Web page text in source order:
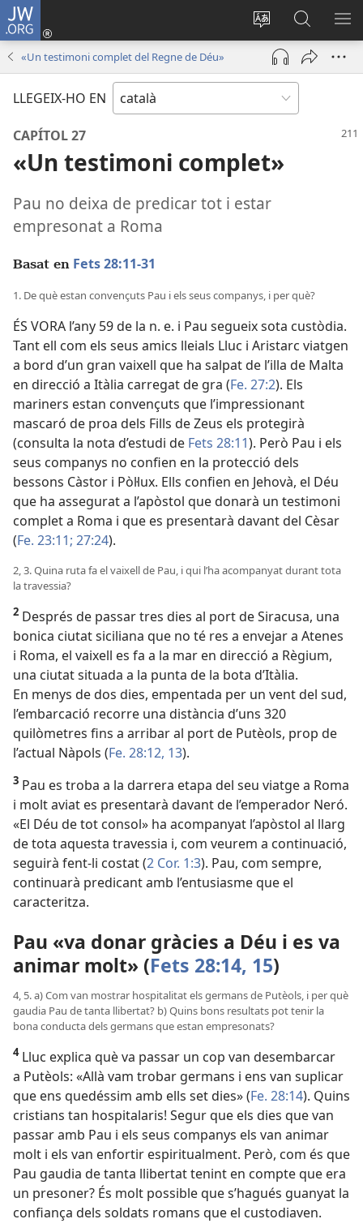
JW.ORG
Canvia
d’idioma
Inicia
sessió
(obre
finestra
Cerca
jw.org
«Un testimoni complet del Regne de Déu»
LLEGEIX-HO EN
CAPÍTOL 27
«Un testimoni complet»
Pau no deixa de predicar tot i estar
empresonat a Roma
Basat en Fets 28:11-31
1. De què estan convençuts Pau i els seus companys, i per què?
ÉS VORA l’any 59 de la n. e. i Pau segueix sota custòdia.
Tant ell com els seus amics lleials Lluc i Aristarc viatgen
a bord d’un gran vaixell que ha salpat de l’illa de Malta
en direcció a Itàlia carregat de gra (Fe. 27:2). Els
mariners estan convençuts que l’impressionant
mascaró de proa dels Fills de Zeus els protegirà
(consulta la nota d’estudi de Fets 28:11). Però Pau i els
seus companys no confien en la protecció dels
bessons Càstor i Pòl·lux. Ells confien en Jehovà, el Déu
que ha assegurat a l’apòstol que donarà un testimoni
complet a Roma i que es presentarà davant del Cèsar
(Fe. 23:11; 27:24).
2, 3. Quina ruta fa el vaixell de Pau, i qui l’ha acompanyat durant tota
la travessia?
2 Després de passar tres dies al port de Siracusa, una
bonica ciutat siciliana que no té res a envejar a Atenes
i Roma, el vaixell es fa a la mar en direcció a Règium,
una ciutat situada a la punta de la bota d’Itàlia.
En menys de dos dies, empentada per un vent del sud,
l’embarcació recorre una distància d’uns 320
quilòmetres fins a arribar al port de Putèols, prop de
l’actual Nàpols (Fe. 28:12, 13).
3 Pau es troba a la darrera etapa del seu viatge a Roma
i molt aviat es presentarà davant de l’emperador Neró.
«El Déu de tot consol» ha acompanyat l’apòstol al llarg
de tota aquesta travessia i, com veurem a continuació,
seguirà fent-li costat (2 Cor. 1:3). Pau, com sempre,
continuarà predicant amb l’entusiasme que el
caracteritza.
Pau «va donar gràcies a Déu i es va
animar molt» (Fets 28:14, 15)
4, 5. a) Com van mostrar hospitalitat els germans de Putèols, i per què
gaudia Pau de tanta llibertat? b) Quins bons resultats pot tenir la
bona conducta dels germans que estan empresonats?
4Lluc explica què va passar un cop van desembarcar
a Putèols: «Allà vam trobar germans i ens van suplicar
que ens quedéssim amb ells set dies» (Fe. 28:14). Quins
cristians tan hospitalaris! Segur que els dies que van
passar amb Pau i els seus companys els van animar
molt i els van enfortir espiritualment. Però, com és que
Pau gaudia de tanta llibertat tenint en compte que era
un presoner? És molt possible que s’hagués guanyat la
confiança dels soldats romans que el custodiaven.